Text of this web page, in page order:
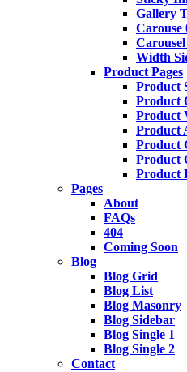
Gallery
Carouse
Width
Product Pages
Product
Product
Product
Product
Product
Product
Product
Pages
About
FAQs
404
Coming Soon
Blog
Blog Grid
Blog List
Blog Masonry
Blog Sidebar
Blog Single 1
Blog Single 2
Contact